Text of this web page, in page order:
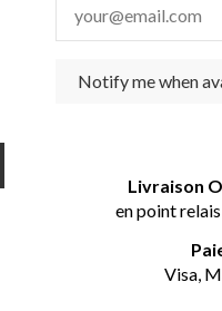
Livraison
en point
Visa,